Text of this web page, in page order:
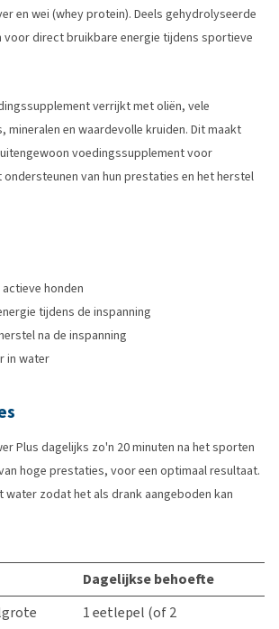
en wei (whey protein). Deels gehydrolyseerde
direct bruikbare energie tijdens sportieve
verrijkt met oliën, vele
mineralen en waardevolle kruiden. Dit maakt
voedingssupplement voor
van hun prestaties en het herstel
honden
tijdens de inspanning
na de inspanning
in water
Plus dagelijks zo'n 20 minuten na het sporten
hoge prestaties, voor een optimaal resultaat.
water zodat het als drank aangeboden kan
Dagelijkse behoefte
1 eetlepel (of 2